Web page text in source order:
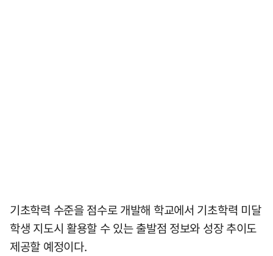
기초학력 수준을 점수로 개발해 학교에서 기초학력 미달
학생 지도시 활용할 수 있는 출발점 정보와 성장 추이도
제공할 예정이다.